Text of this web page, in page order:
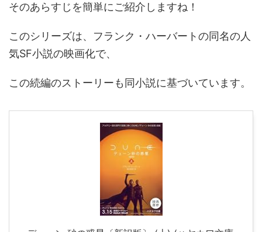
そのあらすじを簡単にご紹介しますね！
このシリーズは、フランク・ハーバートの同名の人
気SF小説の映画化で、
この続編のストーリーも同小説に基づいています。